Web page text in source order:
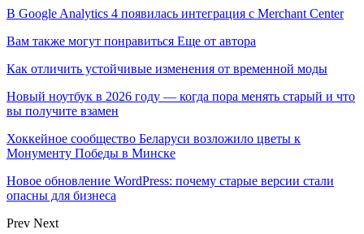
В Google Analytics 4 появилась интеграция с Merchant Center
Вам также могут понравиться Еще от автора
Как отличить устойчивые изменения от временной моды
Новый ноутбук в 2026 году — когда пора менять старый и что
вы получите взамен
Хоккейное сообщество Беларуси возложило цветы к
Монументу Победы в Минске
Новое обновление WordPress: почему старые версии стали
опасны для бизнеса
Prev Next